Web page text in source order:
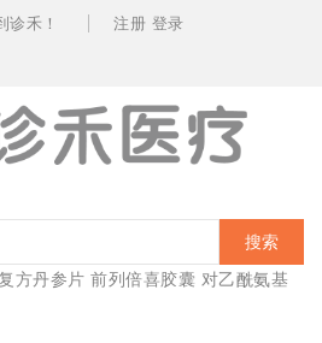
诊禾！ 注册 登录
搜索
方丹参片 前列倍喜胶囊 对乙酰氨基